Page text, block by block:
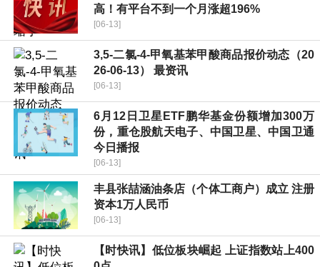
高！有平台不到一个月涨超196%
[06-13]
3,5-二氯-4-甲氧基苯甲酸商品报价动态（20
26-06-13） 最资讯
[06-13]
6月12日卫星ETF鹏华基金份额增加300万
份，重仓股航天电子、中国卫星、中国卫通
今日播报
[06-13]
丰县张喆涵油条店（个体工商户）成立 注册
资本1万人民币
[06-13]
【时快讯】低位板块崛起 上证指数站上400